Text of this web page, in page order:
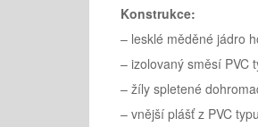
Konstrukce:
– lesklé měděné jádro
– izolovaný směsí PVC
– žíly spletené
– vnější plášť z PVC